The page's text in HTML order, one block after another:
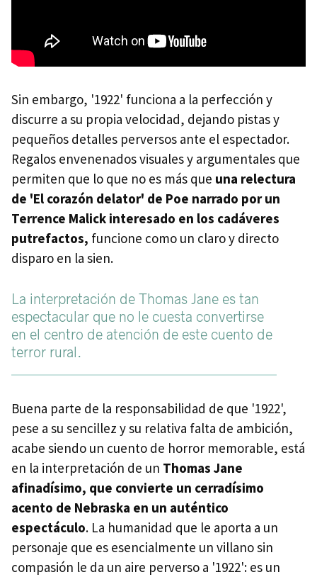
Sin embargo, '1922' funciona a la perfección y
discurre a su propia velocidad, dejando pistas y
pequeños detalles perversos ante el espectador.
Regalos envenenados visuales y argumentales que
permiten que lo que no es más que una relectura
de 'El corazón delator' de Poe narrado por un
Terrence Malick interesado en los cadáveres
putrefactos, funcione como un claro y directo
disparo en la sien.
La interpretación de Thomas Jane es tan
espectacular que no le cuesta convertirse
en el centro de atención de este cuento de
terror rural.
Buena parte de la responsabilidad de que '1922',
pese a su sencillez y su relativa falta de ambición,
acabe siendo un cuento de horror memorable, está
en la interpretación de un Thomas Jane
afinadísimo, que convierte un cerradísimo
acento de Nebraska en un auténtico
espectáculo. La humanidad que le aporta a un
personaje que es esencialmente un villano sin
compasión le da un aire perverso a '1922': es un